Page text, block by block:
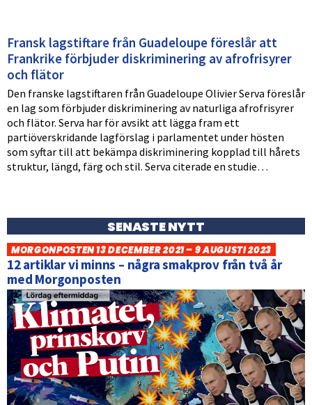
Fransk lagstiftare från Guadeloupe föreslår att
Frankrike förbjuder diskriminering av afrofrisyrer
och flätor
Den franske lagstiftaren från Guadeloupe Olivier Serva föreslår
en lag som förbjuder diskriminering av naturliga afrofrisyrer
och flätor. Serva har för avsikt att lägga fram ett
partiöverskridande lagförslag i parlamentet under hösten
som syftar till att bekämpa diskriminering kopplad till hårets
struktur, längd, färg och stil. Serva citerade en studie…
SENASTE NYTT
MORGONPOSTEN 13 DECEMBER 2021 – 9 AUGUSTI 2023
12 artiklar vi minns – några smakprov från två år
med Morgonposten